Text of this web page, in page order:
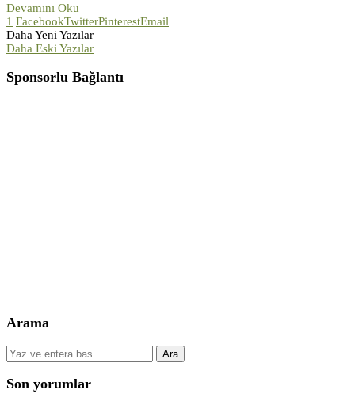
Devamını Oku
1 FacebookTwitterPinterestEmail
Daha Yeni Yazılar
Daha Eski Yazılar
Sponsorlu Bağlantı
Arama
Son yorumlar